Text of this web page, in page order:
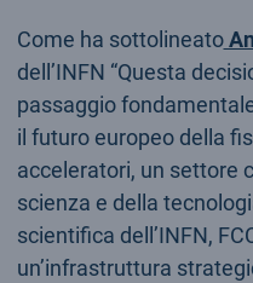
Come ha sottolineato
dell’INFN “Questa
passaggio
il futuro europeo della
acceleratori, un settore
scienza e della
scientifica dell’INFN,
un’infrastruttura